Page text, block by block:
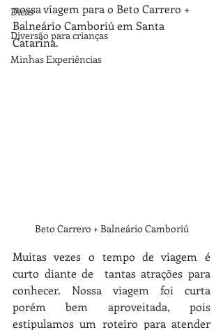
Dicas
Diversão para crianças
Minhas Experiências
nossa viagem para o Beto Carrero +
Balneário Camboriú em Santa
Catarina.
Beto Carrero + Balneário Camboriú
Muitas vezes o tempo de viagem é
curto diante de  tantas atrações para
conhecer. Nossa viagem foi curta
porém bem aproveitada, pois
estipulamos um roteiro para atender